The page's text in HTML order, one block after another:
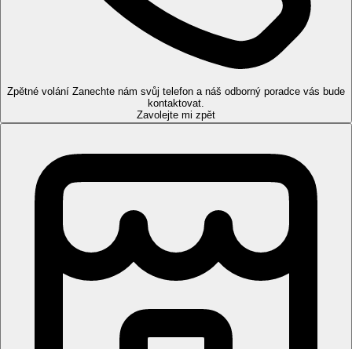
centra: 3 km Torre Canne
nákupních možností: v hotelu
individuální klimatizace
TV/Sat.
trezor
balkón nebo terasa
317 pokojů, vstupní hala s recepcí, lobby, hlavní restaurace, a la
carte restaurace Il Gusto (zdarma dle dostupnosti, rezervace 24 h
předem), plážová restaurace (od 5.6.-9.9.), dětská restaurace s
kuchyňkou (dětské židličky, dětské jídla od 0-3 let, ohřívače
láhviček, sterilizátory), TV místnost, wellness, půjčovna kol a
parkoviště (za poplatek), WiFi (zdarma), obchodní pasáž, butik,
obchod se smíšeným zbožím, trafika, velký bazén s termální
vodou, skluzavkami a jacuzzi (6-15 let), sluneční terasa, termální
Zpětné volání Zanechte nám svůj telefon a náš odborný poradce vás bude
kontaktovat.
Zavolejte mi zpět